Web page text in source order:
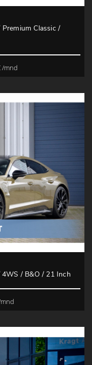
Premium Classic /
/mnd
/ B&O / 21 Inch